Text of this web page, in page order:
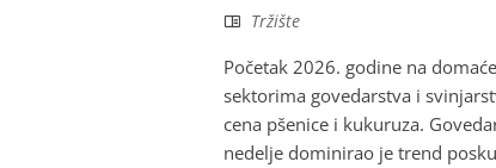
Tržište
Početak 2026. godine na
sektorima govedarstva i
cena pšenice i kukuruza.
nedelje dominirao je trend